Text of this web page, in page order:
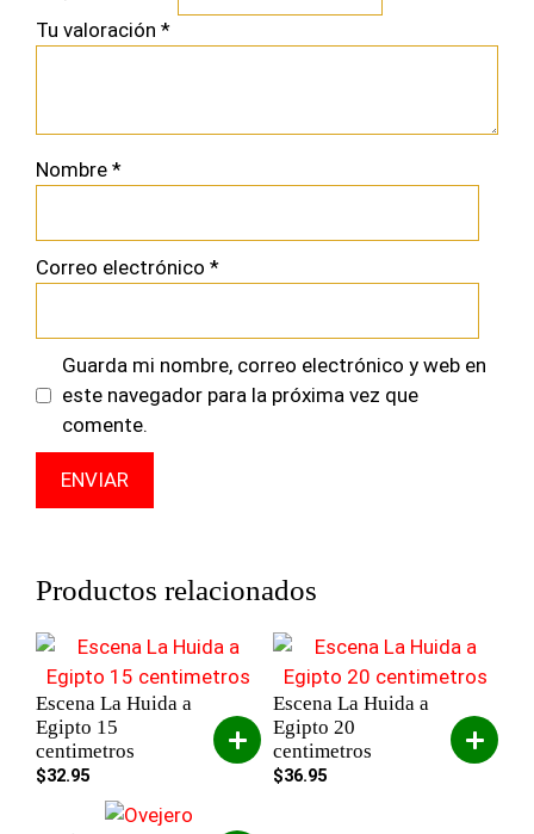
Tu valoración *
Nombre *
Correo electrónico *
Guarda mi nombre, correo electrónico y web en
este navegador para la próxima vez que
comente.
Productos relacionados
Escena La Huida a
Egipto 15
centimetros
$32.95
Escena La Huida a
Egipto 20
centimetros
$36.95